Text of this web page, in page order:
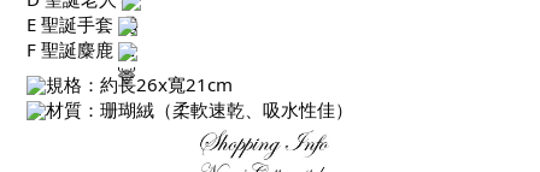
E 聖誕手套
F 聖誕麋鹿
規格：約長26x寬21cm
材質：珊瑚絨（柔軟速乾、吸水性佳）